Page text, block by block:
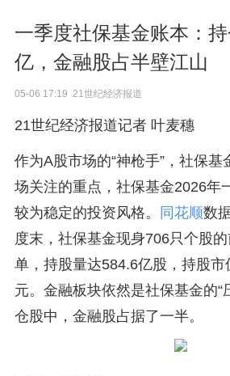
一季度社保基金账本：
亿，金融股占半壁江山
05-06 17:19 21世纪经济报道
21世纪经济报道记者 叶麦穗
作为A股市场的“神枪手”，社保
场关注的重点，社保基金2026年
较为稳定的投资风格。
同花顺数
度末，社保基金现身706只个股
单，持股量达584.6亿股，持股
元。金融板块依然是社保基金的“
仓股中，金融股占据了一半。